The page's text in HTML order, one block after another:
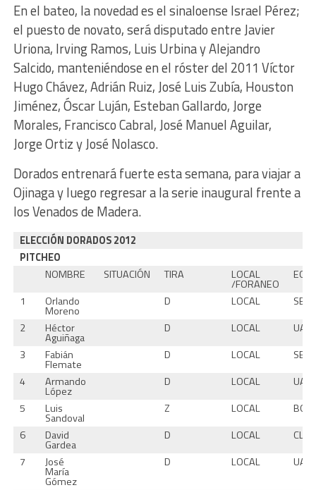
En el bateo, la novedad es el sinaloense Israel Pérez;
el puesto de novato, será disputado entre Javier
Uriona, Irving Ramos, Luis Urbina y Alejandro
Salcido, manteniéndose en el róster del 2011 Víctor
Hugo Chávez, Adrián Ruiz, José Luis Zubía, Houston
Jiménez, Óscar Luján, Esteban Gallardo, Jorge
Morales, Francisco Cabral, José Manuel Aguilar,
Jorge Ortiz y José Nolasco.
Dorados entrenará fuerte esta semana, para viajar a
Ojinaga y luego regresar a la serie inaugural frente a
los Venados de Madera.
ELECCIÓN DORADOS 2012
PITCHEO
NOMBRE
SITUACIÓN TIRA LOCAL
/FORANEO
1
Orlando
Moreno
D LOCAL
2
Héctor
Aguiñaga
D LOCAL
3
Fabián
Flemate
D LOCAL
4
Armando
López
D LOCAL
5
Luis
Sandoval
Z LOCAL
6
David
Gardea
D LOCAL
7
José
María
Gómez
D LOCAL